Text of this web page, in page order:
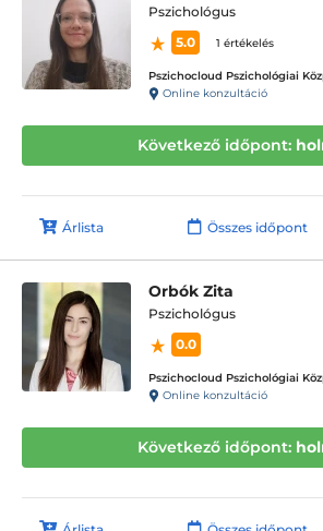
Pszichológus
5.0
1 értékelés
Online konzultáció
Következő időpont:
Árlista Összes időpont
Orbók Zita
Pszichológus
0.0
Online konzultáció
Következő időpont: